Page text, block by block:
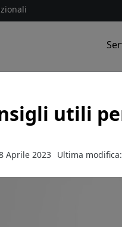
utili
Aprile 2023 Ultima